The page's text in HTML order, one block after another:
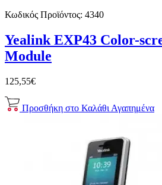
Κωδικός Προϊόντος: 4340
Yealink EXP43 Color-
Module
125,55€
Προσθήκη στο Καλάθι Αγαπημένα